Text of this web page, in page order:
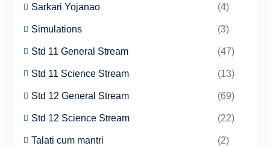
Sarkari Yojanao (4)
Simulations (3)
Std 11 General Stream (47)
Std 11 Science Stream (13)
Std 12 General Stream (69)
Std 12 Science Stream (22)
Talati cum mantri (2)